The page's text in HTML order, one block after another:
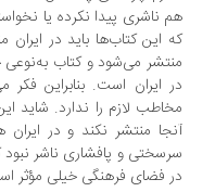
ناشری پیدا نکرده یا نخواسته
این کتاب‌ها باید در ایران
می‌شود و کتاب به‌نوعی حرام
ایران است. بنابراین فکر
لازم را ندارد. شاید این
منتشر نکند و در ایران هم
و پافشاری ناشر نبود کتاب
فضای فرهنگی خیلی م‍ؤثر است و